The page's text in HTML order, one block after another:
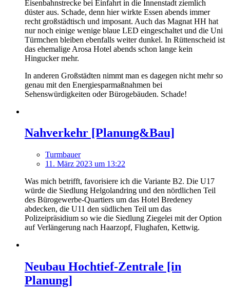
Eisenbahnstrecke bei Einfahrt in die Innenstadt ziemlich
düster aus. Schade, denn hier wirkte Essen abends immer
recht großstädtisch und imposant. Auch das Magnat HH hat
nur noch einige wenige blaue LED eingeschaltet und die Uni
Türmchen bleiben ebenfalls weiter dunkel. In Rüttenscheid ist
das ehemalige Arosa Hotel abends schon lange kein
Hingucker mehr.
In anderen Großstädten nimmt man es dagegen nicht mehr so
genau mit den Energiesparmaßnahmen bei
Sehenswürdigkeiten oder Bürogebäuden. Schade!
Nahverkehr [Planung&Bau]
Turmbauer
11. März 2023 um 13:22
Was mich betrifft, favorisiere ich die Variante B2. Die U17
würde die Siedlung Helgolandring und den nördlichen Teil
des Bürogewerbe-Quartiers um das Hotel Bredeney
abdecken, die U11 den südlichen Teil um das
Polizeipräsidium so wie die Siedlung Ziegelei mit der Option
auf Verlängerung nach Haarzopf, Flughafen, Kettwig.
Neubau Hochtief-Zentrale [in
Planung]